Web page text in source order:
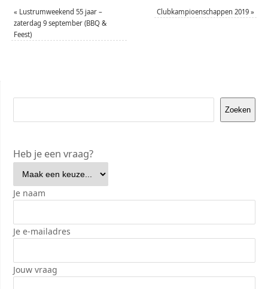
« Lustrumweekend 55 jaar –
zaterdag 9 september (BBQ &
Feest)
Clubkampioenschappen 2019»
Zoeken
Heb je een vraag?
Je naam
Je e-mailadres
Jouw vraag